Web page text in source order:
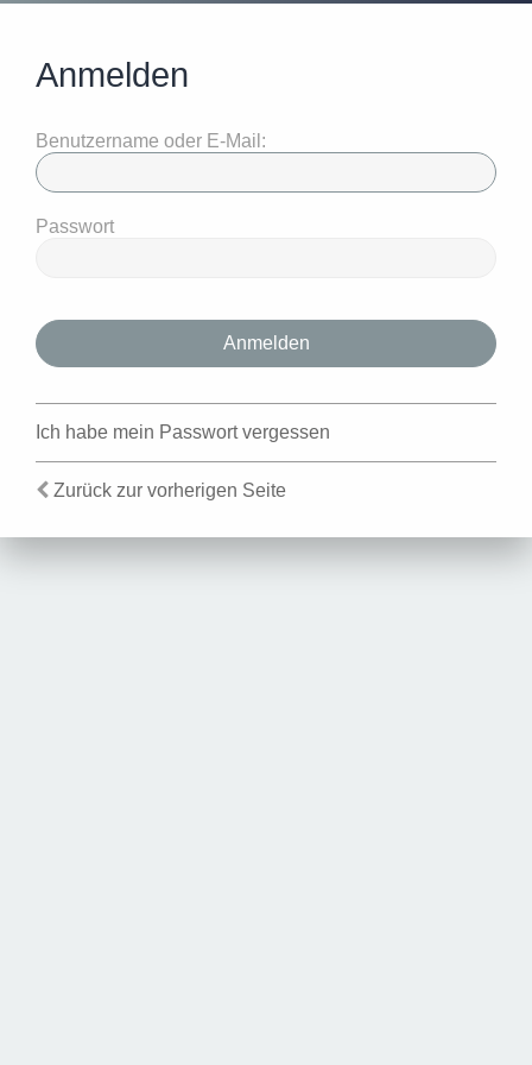
Anmelden
Benutzername oder E-Mail:
Passwort
Ich habe mein Passwort vergessen
Zurück zur vorherigen Seite